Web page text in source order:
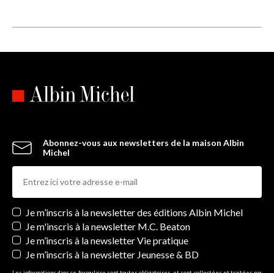
Abonnez-vous aux newsletters de la maison Albin
Michel
Newsletters
Je m’inscris à la newsletter des éditions Albin Michel
Je m'inscris à la newsletter M.C. Beaton
Je m’inscris à la newsletter Vie pratique
Je m’inscris à la newsletter Jeunesse & BD